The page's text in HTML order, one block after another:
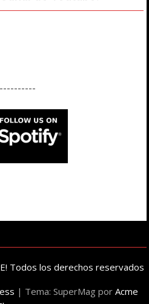
Todos los derechos reservados
| Tema: SuperMag por Acme